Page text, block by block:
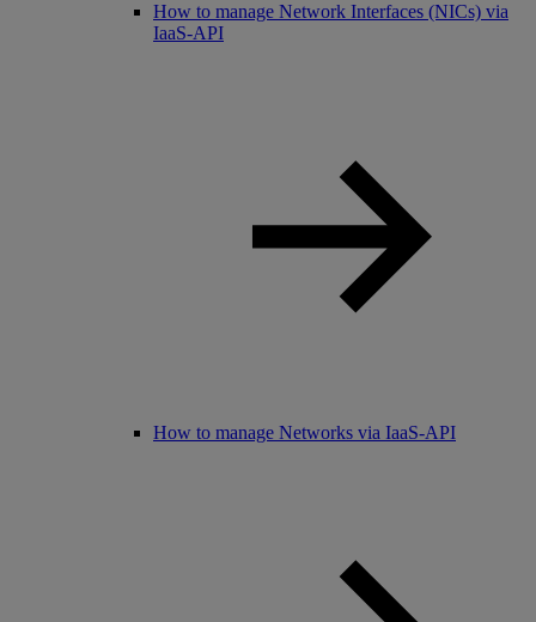
How to manage Network Interfaces (NICs) via
IaaS-API
How to manage Networks via IaaS-API